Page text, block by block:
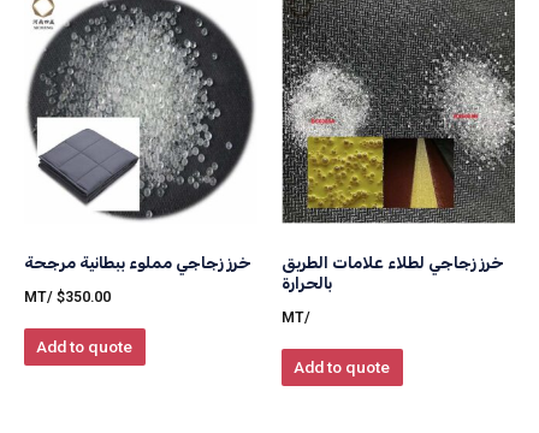
خرز زجاجي لطلاء علامات الطريق
بالحرارة
/MT
Add to quote
خرز زجاجي مملوء ببطانية مرجحة
$350.00
/MT
Add to quote